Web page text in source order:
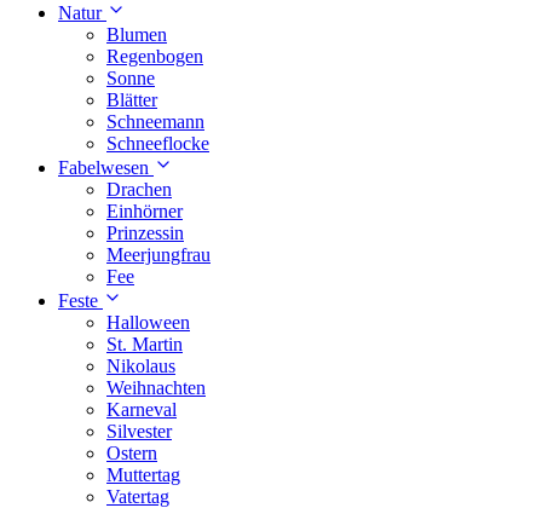
Natur
Blumen
Regenbogen
Sonne
Blätter
Schneemann
Schneeflocke
Fabelwesen
Drachen
Einhörner
Prinzessin
Meerjungfrau
Fee
Feste
Halloween
St. Martin
Nikolaus
Weihnachten
Karneval
Silvester
Ostern
Muttertag
Vatertag